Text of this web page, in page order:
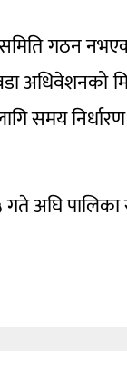
समिति गठन
अधिवेशनको
समय
अघि